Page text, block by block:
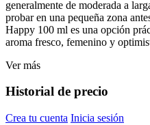
generalmente de moderada a
probar en una pequeña zona
Happy 100 ml es una opción
aroma fresco, femenino y
Ver más
Historial de precio
Crea tu cuenta Inicia sesión